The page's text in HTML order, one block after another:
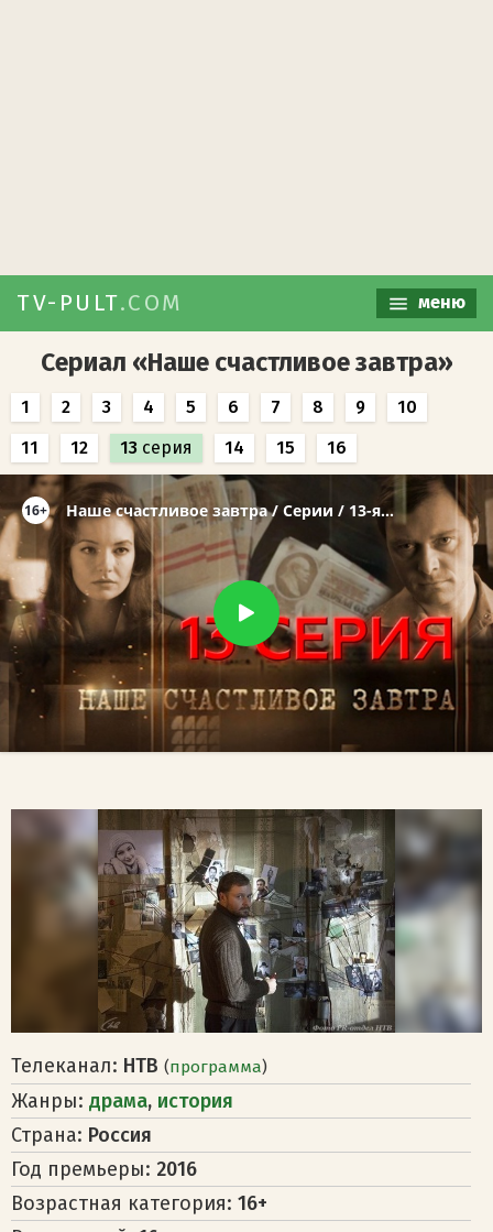
TV-PULT.COM меню
Сериал «Наше счастливое завтра»
1 2 3 4 5 6 7 8 9
10
11
12 13 серия 14 15 16
Телеканал: НТВ (программа)
Жанры: драма, история
Страна: Россия
Год премьеры: 2016
Возрастная категория: 16+